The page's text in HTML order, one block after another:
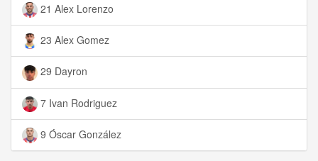
21 Alex Lorenzo
23 Alex Gomez
29 Dayron
7 Ivan Rodriguez
9 Óscar González